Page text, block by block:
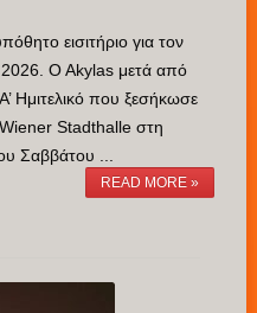
εισιτήριο για τον
2026. O Akylas μετά από
Ημιτελικό που ξεσήκωσε
Stadthalle στη
Σαββάτου ...
READ MORE »